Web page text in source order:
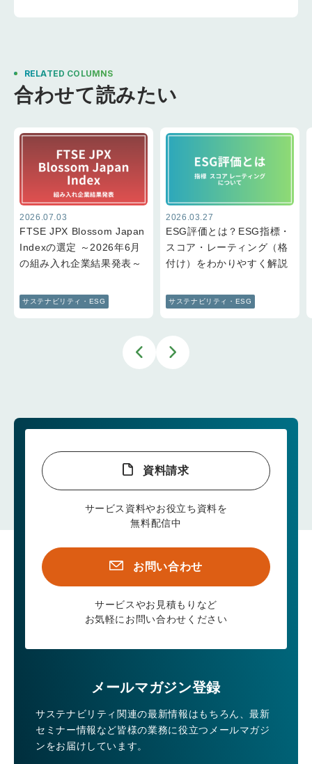
RELATED COLUMNS
合わせて読みたい
2026.07.03
FTSE JPX Blossom Japan
Indexの選定 ～2026年6月
の組み入れ企業結果発表～
サステナビリティ・ESG
2026.03.27
ESG評価とは？ESG指標・
スコア・レーティング（格
付け）をわかりやすく解説
サステナビリティ・ESG
資料請求
サービス資料やお役立ち資料を
無料配信中
お問い合わせ
サービスやお見積もりなど
お気軽にお問い合わせください
メールマガジン登録
サステナビリティ関連の最新情報はもちろん、最新
セミナー情報など皆様の業務に役立つメールマガジ
ンをお届けしています。